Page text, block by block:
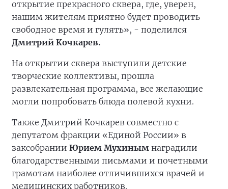
открытие прекрасного сквера, где, уверен,
нашим жителям приятно будет проводить
свободное время и гулять», - поделился
Дмитрий Кочкарев.
На открытии сквера выступили детские
творческие коллективы, прошла
развлекательная программа, все желающие
могли попробовать блюда полевой кухни.
Также Дмитрий Кочкарев совместно с
депутатом фракции «Единой России» в
заксобрании Юрием Мухиным наградили
благодарственными письмами и почетными
грамотам наиболее отличившихся врачей и
медицинских работников.